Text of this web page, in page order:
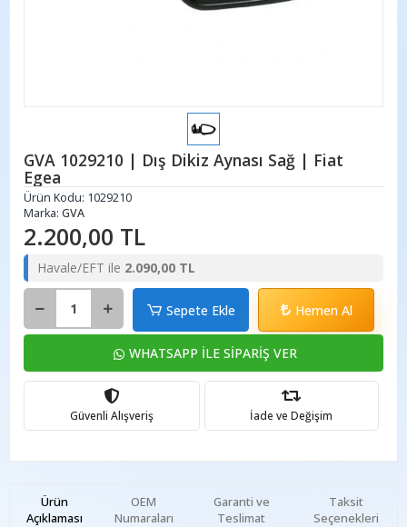
GVA 1029210 | Dış Dikiz Aynası Sağ | Fiat
Egea
Ürün Kodu: 1029210
Marka: GVA
2.200,00 TL
Havale/EFT ile 2.090,00 TL
Sepete Ekle Hemen Al
WHATSAPP İLE SİPARİŞ VER
Güvenli Alışveriş İade ve Değişim
Ürün
Açıklaması
Garanti ve
Teslimat
Taksit
Seçenekleri
OEM
Numaraları